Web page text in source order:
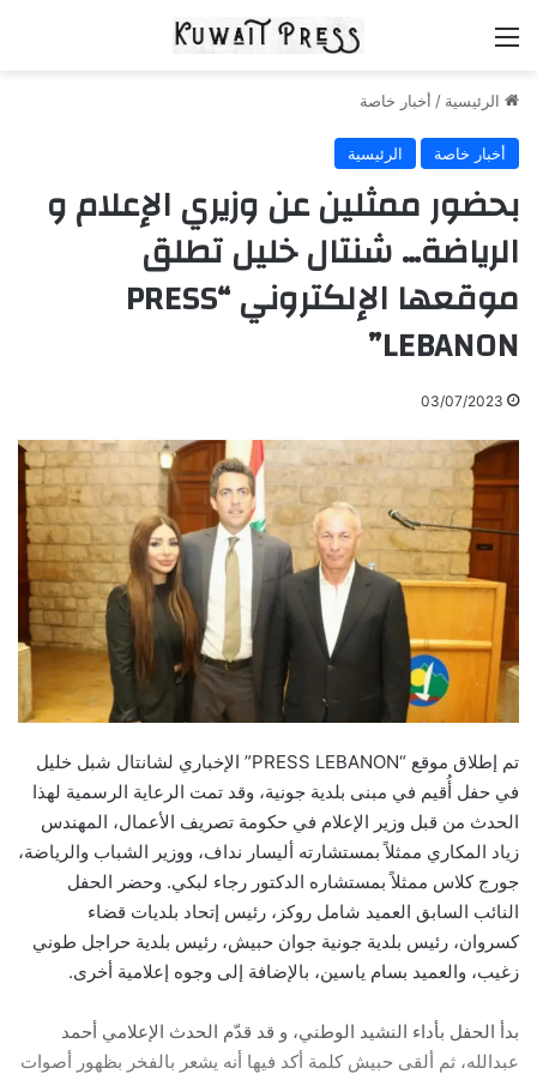
الرئيسية / أخبار خاصة
أخبار خاصة الرئيسية
بحضور ممثلين عن وزيري الإعلام و
الرياضة… شنتال خليل تطلق
موقعها الإلكتروني “PRESS
LEBANON”
03/07/2023
تم إطلاق موقع “PRESS LEBANON” الإخباري لشانتال شبل خليل
في حفل أُقيم في مبنى بلدية جونية، وقد تمت الرعاية الرسمية لهذا
الحدث من قبل وزير الإعلام في حكومة تصريف الأعمال، المهندس
زياد المكاري ممثلاً بمستشارته أليسار نداف، ووزير الشباب والرياضة،
جورج كلاس ممثلاً بمستشاره الدكتور رجاء لبكي. وحضر الحفل
النائب السابق العميد شامل روكز، رئيس إتحاد بلديات قضاء
كسروان، رئيس بلدية جونية جوان حبيش، رئيس بلدية حراجل طوني
زغيب، والعميد بسام ياسين، بالإضافة إلى وجوه إعلامية أخرى.
بدأ الحفل بأداء النشيد الوطني، و قد قدّم الحدث الإعلامي أحمد
عبدالله، ثم ألقى حبيش كلمة أكد فيها أنه يشعر بالفخر بظهور أصوات